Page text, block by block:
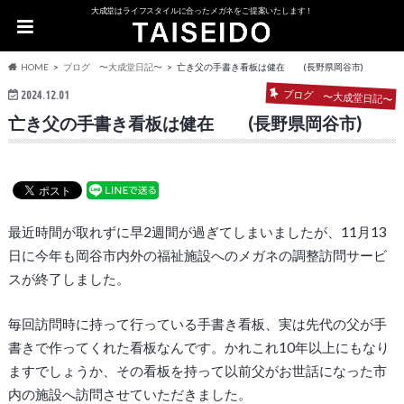
大成堂はライフスタイルに合ったメガネをご提案いたします！
HOME ブログ 〜大成堂日記〜 亡き父の手書き看板は健在 (長野県岡谷市)
2024.12.01 ブログ 〜大成堂日記〜
亡き父の手書き看板は健在 (長野県岡谷市)
最近時間が取れずに早2週間が過ぎてしまいましたが、11月13
日に今年も岡谷市内外の福祉施設へのメガネの調整訪問サービ
スが終了しました。
毎回訪問時に持って行っている手書き看板、実は先代の父が手
書きで作ってくれた看板なんです。かれこれ10年以上にもなり
ますでしょうか、その看板を持って以前父がお世話になった市
内の施設へ訪問させていただきました。